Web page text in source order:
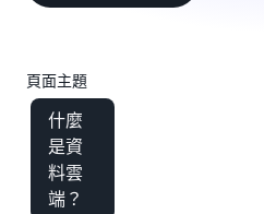
頁面主題
什麼
是資
料雲
端？